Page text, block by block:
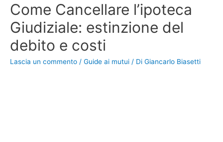
Come Cancellare l’ipoteca
Giudiziale: estinzione del
debito e costi
Lascia un commento / Guide ai mutui / Di Giancarlo Biasetti